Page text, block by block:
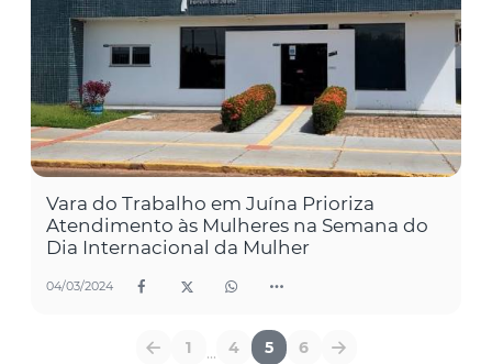
Vara do Trabalho em Juína Prioriza
Atendimento às Mulheres na Semana do
Dia Internacional da Mulher
04/03/2024
1 ... 4 5 6